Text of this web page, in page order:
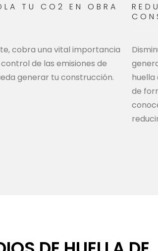
TU CO2 EN OBRA
cobra una vital importancia
de las emisiones de
generar tu construcción.
de